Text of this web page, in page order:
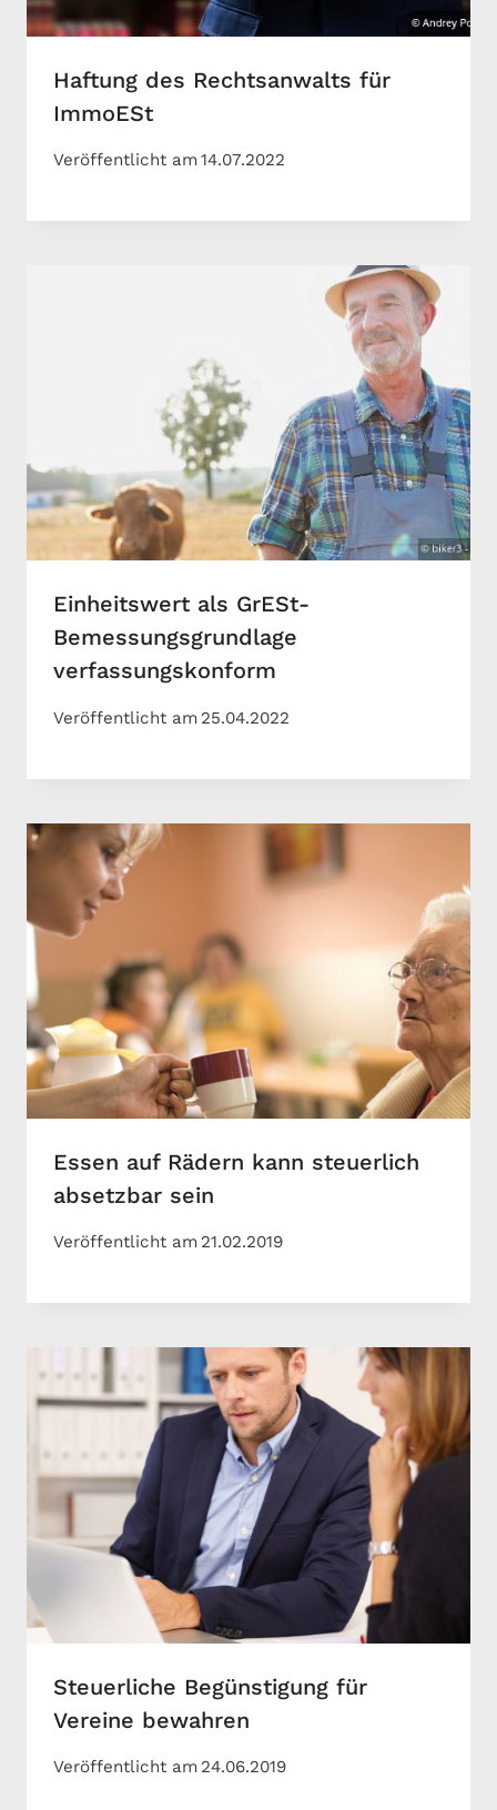
Haftung des Rechtsanwalts für
ImmoESt
Veröffentlicht am14.07.2022
Einheitswert als GrESt-
Bemessungsgrundlage
verfassungskonform
Veröffentlicht am 25.04.2022
Essen auf Rädern kann steuerlich
absetzbar sein
Veröffentlicht am 21.02.2019
Steuerliche Begünstigung für
Vereine bewahren
Veröffentlicht am 24.06.2019